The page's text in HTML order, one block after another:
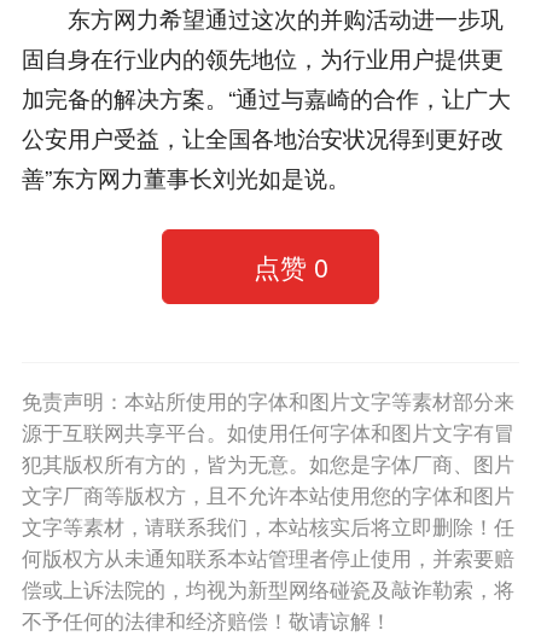
东方网力希望通过这次的并购活动进一步巩
固自身在行业内的领先地位，为行业用户提供更
加完备的解决方案。“通过与嘉崎的合作，让广大
公安用户受益，让全国各地治安状况得到更好改
善”东方网力董事长刘光如是说。
点赞 0
免责声明：本站所使用的字体和图片文字等素材部分来
源于互联网共享平台。如使用任何字体和图片文字有冒
犯其版权所有方的，皆为无意。如您是字体厂商、图片
文字厂商等版权方，且不允许本站使用您的字体和图片
文字等素材，请联系我们，本站核实后将立即删除！任
何版权方从未通知联系本站管理者停止使用，并索要赔
偿或上诉法院的，均视为新型网络碰瓷及敲诈勒索，将
不予任何的法律和经济赔偿！敬请谅解！